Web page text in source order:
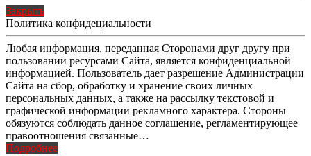
Закрыть
Политика конфидециальности
Любая информация, переданная Сторонами друг другу при
пользовании ресурсами Сайта, является конфиденциальной
информацией. Пользователь дает разрешение Администрации
Сайта на сбор, обработку и хранение своих личных
персональных данных, а также на рассылку текстовой и
графической информации рекламного характера. Стороны
обязуются соблюдать данное соглашение, регламентирующее
правоотношения связанные…
Подробнее